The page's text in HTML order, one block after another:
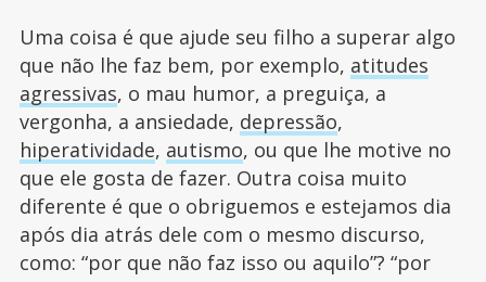
Uma coisa é que ajude seu filho a superar algo
que não lhe faz bem, por exemplo, atitudes
agressivas, o mau humor, a preguiça, a
vergonha, a ansiedade, depressão,
hiperatividade, autismo, ou que lhe motive no
que ele gosta de fazer. Outra coisa muito
diferente é que o obriguemos e estejamos dia
após dia atrás dele com o mesmo discurso,
como: “por que não faz isso ou aquilo”? “por